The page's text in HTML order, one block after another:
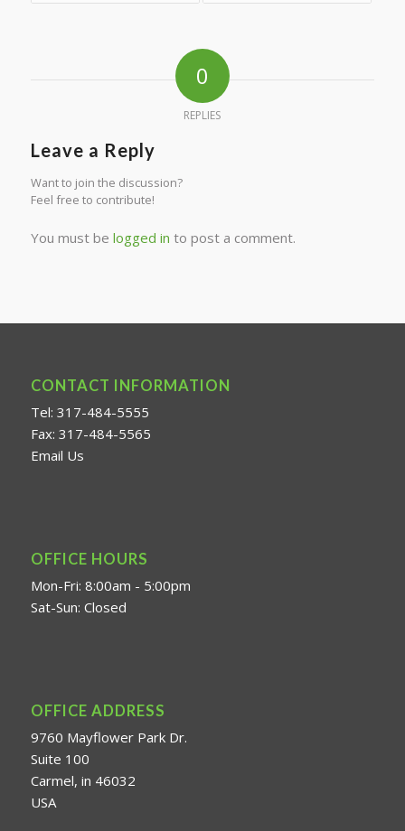
0
REPLIES
Leave a Reply
Want to join the discussion?
Feel free to contribute!
You must be logged in to post a comment.
CONTACT INFORMATION
Tel: 317-484-5555
Fax: 317-484-5565
Email Us
OFFICE HOURS
Mon-Fri: 8:00am - 5:00pm
Sat-Sun: Closed
OFFICE ADDRESS
9760 Mayflower Park Dr.
Suite 100
Carmel, in 46032
USA